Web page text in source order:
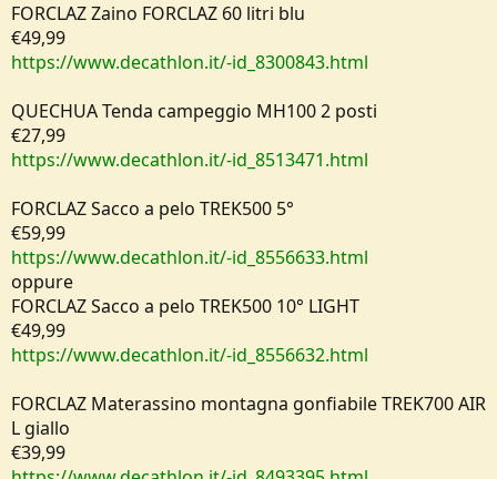
FORCLAZ Zaino FORCLAZ 60 litri blu
€49,99
https://www.decathlon.it/-id_8300843.html
QUECHUA Tenda campeggio MH100 2 posti
€27,99
https://www.decathlon.it/-id_8513471.html
FORCLAZ Sacco a pelo TREK500 5°
€59,99
https://www.decathlon.it/-id_8556633.html
oppure
FORCLAZ Sacco a pelo TREK500 10° LIGHT
€49,99
https://www.decathlon.it/-id_8556632.html
FORCLAZ Materassino montagna gonfiabile TREK700 AIR
L giallo
€39,99